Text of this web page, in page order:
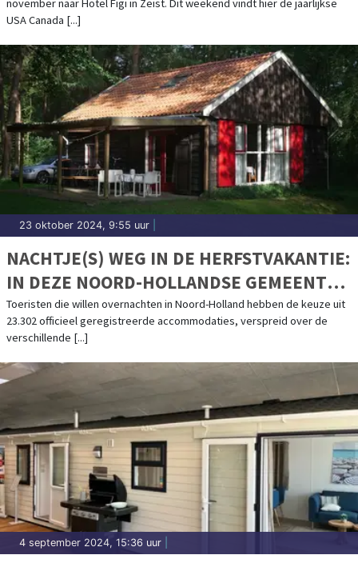
november naar Hotel Figi in Zeist. Dit weekend vindt hier de jaarlijkse
USA Canada [...]
23 oktober 2024, 9:55 uur
NACHTJE(S) WEG IN DE HERFSTVAKANTIE:
IN DEZE NOORD-HOLLANDSE GEMEENTEN
VIND JE DE MEESTE (EN OUDSTE)
ACCOMMODATIES
Toeristen die willen overnachten in Noord-Holland hebben de keuze uit
23.302 officieel geregistreerde accommodaties, verspreid over de
verschillende [...]
4 september 2024, 15:36 uur